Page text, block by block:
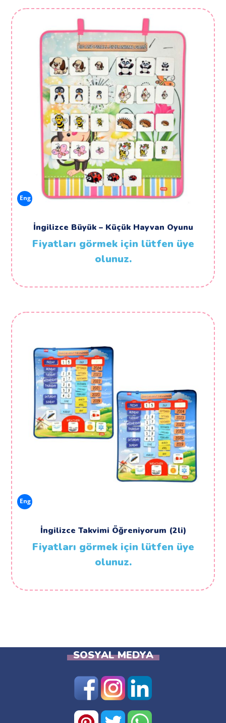
Eng
İngilizce Büyük – Küçük Hayvan Oyunu
Fiyatları görmek için lütfen üye
olunuz.
Eng
İngilizce Takvimi Öğreniyorum (2li)
Fiyatları görmek için lütfen üye
olunuz.
SOSYAL MEDYA